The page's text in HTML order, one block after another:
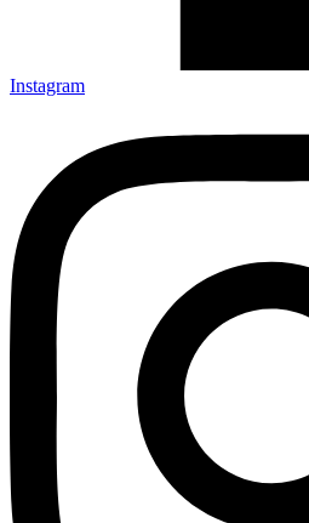
Instagram